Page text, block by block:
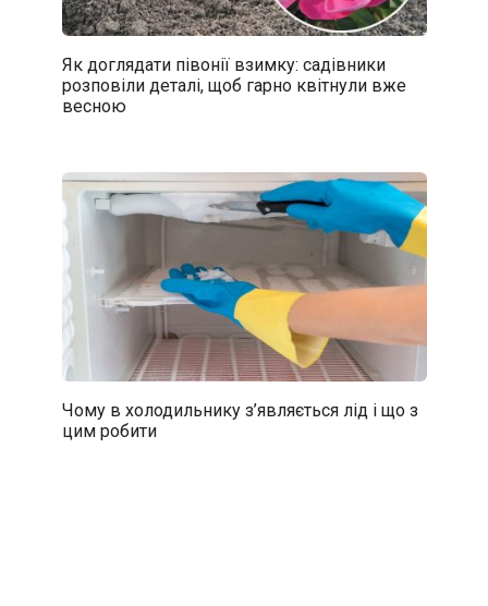
Як доглядати півонії взимку: садівники
розповіли деталі, щоб гарно квітнули вже
весною
Чому в холодильнику з’являється лід і що з
цим робити